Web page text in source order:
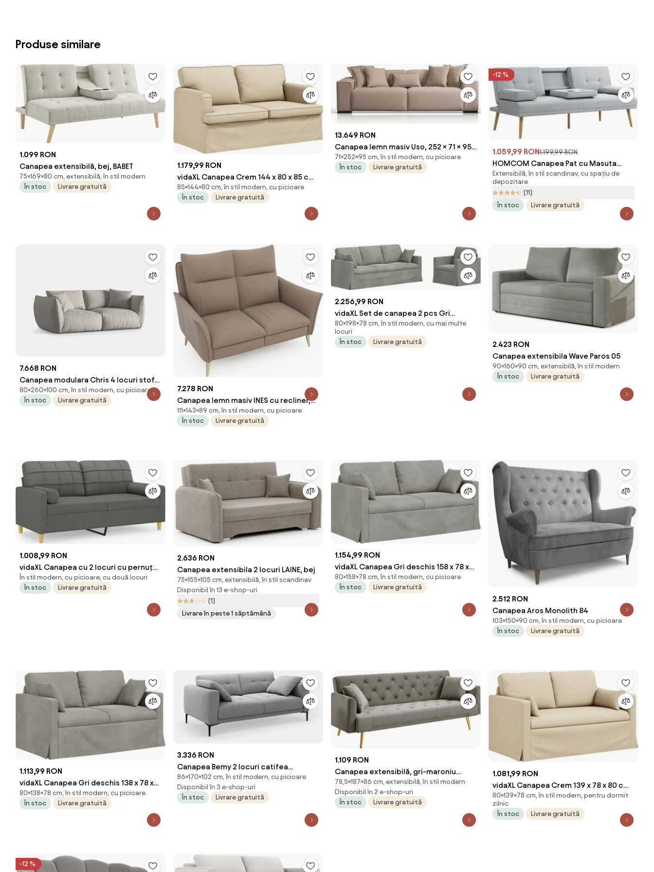
Produse similare
1.099 RON
Canapea extensibilă, bej, BABET
75×169×80 cm, extensibilă, în stil modern
În stoc
Livrare gratuită
1.179,99 RON
vidaXL Canapea Crem 144 x 80 x 85 cm
țesătură
85×144×80 cm, în stil modern, cu picioare
În stoc
Livrare gratuită
13.649 RON
Canapea lemn masiv Uso, 252 × 71 × 95
cm
71×252×95 cm, în stil modern, cu picioare
În stoc
Livrare gratuită
-12 %
1.059,99 RON1.199,99 RON
HOMCOM Canapea Pat cu Masuta
Rasturnata si Picioare din Lemn Masiv
Gri deschis | Aosom Romania
Extensibilă, în stil scandinav, cu spațiu de
depozitare
(11)
În stoc
Livrare gratuită
7.668 RON
Canapea modulara Chris 4 locuri stofa
L260 cm
80×260×100 cm, în stil modern, cu picioare
În stoc
Livrare gratuită
7.278 RON
Canapea lemn masiv INES cu recliner,
143 × 111 × 89 cm
111×143×89 cm, în stil modern, cu picioare
În stoc
Livrare gratuită
2.256,99 RON
vidaXL Set de canapea 2 pcs Gri
deschis 198 x 78 x 80 cm Catifea
80×198×78 cm, în stil modern, cu mai multe
locuri
În stoc
Livrare gratuită
2.423 RON
Canapea extensibila Wave Paros 05
90×160×90 cm, extensibilă, în stil modern
În stoc
Livrare gratuită
1.008,99 RON
vidaXL Canapea cu 2 locuri cu pernuțe,
gri închis, 140 cm, textil
În stil modern, cu picioare, cu două locuri
În stoc
Livrare gratuită
2.636 RON
Canapea extensibila 2 locuri LAINE, bej
75×155×105 cm, extensibilă, în stil scandinav
Disponibil în 13 e-shop-uri
(1)
Livrare în peste 1 săptămână
1.154,99 RON
vidaXL Canapea Gri deschis 158 x 78 x
80 cm Catifea
80×158×78 cm, în stil modern, cu picioare
În stoc
Livrare gratuită
2.512 RON
Canapea Aros Monolith 84
103×150×90 cm, în stil modern, cu picioare
În stoc
Livrare gratuită
1.113,99 RON
vidaXL Canapea Gri deschis 138 x 78 x
80 cm Catifea
80×138×78 cm, în stil modern, cu picioare
În stoc
Livrare gratuită
3.336 RON
Canapea Bemy 2 locuri catifea
Salvador L170 cm
86×170×102 cm, în stil modern, cu picioare
Disponibil în 3 e-shop-uri
În stoc
Livrare gratuită
1.109 RON
Canapea extensibilă, gri-maroniu
Taupe/gold crom-auriu, ALISIA
78,5×187×86 cm, extensibilă, în stil modern
Disponibil în 2 e-shop-uri
În stoc
Livrare gratuită
1.081,99 RON
vidaXL Canapea Crem 139 x 78 x 80 cm
țesătură
80×139×78 cm, în stil modern, pentru dormit
zilnic
În stoc
Livrare gratuită
-12 %